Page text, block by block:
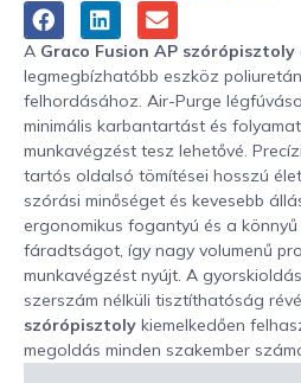
A Graco Fusion AP szórópisztoly
legmegbízhatóbb eszköz
felhordásához. Air-Purge
minimális karbantartást és
munkavégzést tesz lehetővé.
tartós oldalsó tömítései hosszú
szórási minőséget és kevesebb
ergonomikus fogantyú és a
fáradtságot, így nagy volumenű
munkavégzést nyújt. A
szerszám nélküli tisztíthatóság
szórópisztoly kiemelkedően
megoldás minden szakember